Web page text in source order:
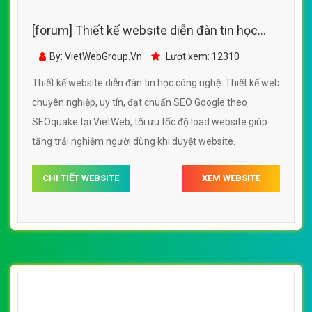
[forum] Thiết kế website diễn đàn tin học
công nghệ đẹp SEO tốt
By: VietWebGroup.Vn Lượt xem: 12310
Thiết kế website diễn đàn tin học công nghệ. Thiết kế web
chuyên nghiệp, uy tín, đạt chuẩn SEO Google theo
SEOquake tại VietWeb, tối ưu tốc độ load website giúp
tăng trải nghiệm người dùng khi duyệt website.
CHI TIẾT WEBSITE XEM WEBSITE